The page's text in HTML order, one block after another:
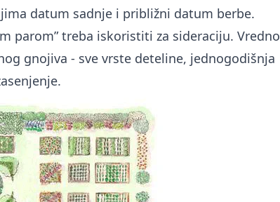
datum sadnje i približni datum berbe.
parom” treba iskoristiti za sideraciju. Vredno
gnojiva - sve vrste deteline, jednogodišnja